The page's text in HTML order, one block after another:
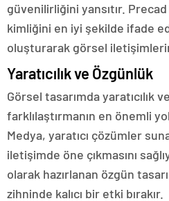
güvenilirliğini yansıtır.
kimliğini en iyi şekilde ifade
oluşturarak görsel
Yaratıcılık ve Özgünlük
Görsel tasarımda yaratıcılık
farklılaştırmanın en önemli
Medya, yaratıcı çözümler
iletişimde öne çıkmasını
olarak hazırlanan özgün
zihninde kalıcı bir etki bırakır.